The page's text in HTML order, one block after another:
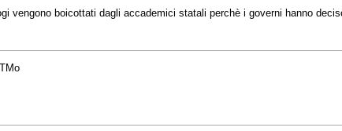
vengono boicottati dagli accademici statali perchè i governi hanno